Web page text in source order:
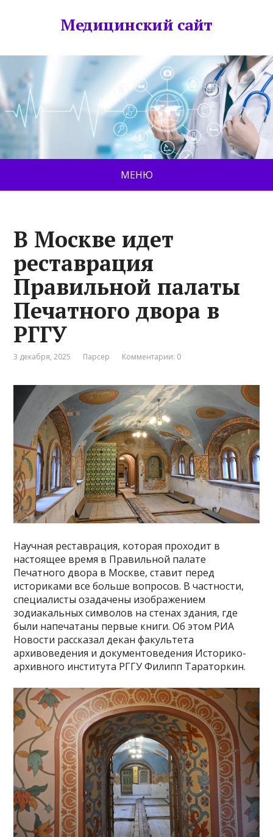
Медицинский сайт
МЕНЮ
В Москве идет
реставрация
Правильной палаты
Печатного двора в
РГГУ
3 декабря, 2025 Парсер Комментарии: 0
Научная реставрация, которая проходит в
настоящее время в Правильной палате
Печатного двора в Москве, ставит перед
историками все больше вопросов. В частности,
специалисты озадачены изображением
зодиакальных символов на стенах здания, где
были напечатаны первые книги. Об этом РИА
Новости рассказал декан факультета
архивоведения и документоведения Историко-
архивного института РГГУ Филипп Тараторкин.